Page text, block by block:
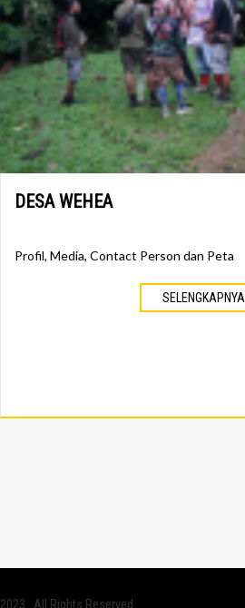
DESA WEHEA
Profil, Media, Contact Person dan Peta
SELENGKAPNYA
. All Rights Reserved.